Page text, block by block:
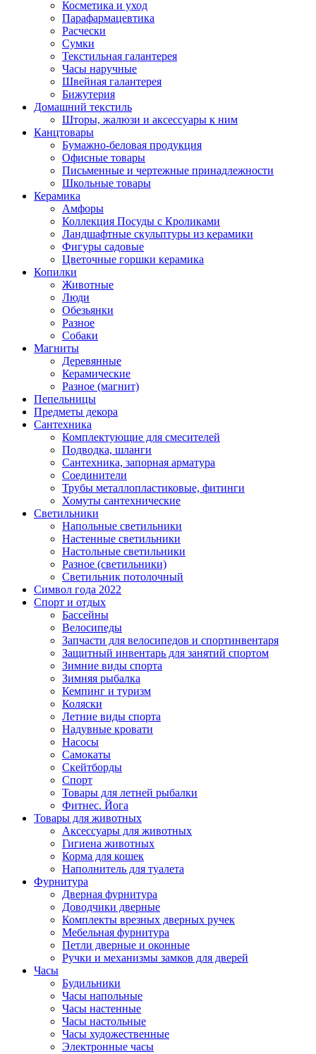
Косметика и уход
Парафармацевтика
Расчески
Сумки
Текстильная галантерея
Часы наручные
Швейная галантерея
Бижутерия
Домашний текстиль
Шторы, жалюзи и аксессуары к ним
Канцтовары
Бумажно-беловая продукция
Офисные товары
Письменные и чертежные принадлежности
Школьные товары
Керамика
Амфоры
Коллекция Посуды с Кроликами
Ландшафтные скульптуры из керамики
Фигуры садовые
Цветочные горшки керамика
Копилки
Животные
Люди
Обезьянки
Разное
Собаки
Магниты
Деревянные
Керамические
Разное (магнит)
Пепельницы
Предметы декора
Сантехника
Комплектующие для смесителей
Подводка, шланги
Сантехника, запорная арматура
Соединители
Трубы металлопластиковые, фитинги
Хомуты сантехнические
Светильники
Напольные светильники
Настенные светильники
Настольные светильники
Разное (светильники)
Светильник потолочный
Символ года 2022
Спорт и отдых
Бассейны
Велосипеды
Запчасти для велосипедов и спортинвентаря
Защитный инвентарь для занятий спортом
Зимние виды спорта
Зимняя рыбалка
Кемпинг и туризм
Коляски
Летние виды спорта
Надувные кровати
Насосы
Самокаты
Скейтборды
Спорт
Товары для летней рыбалки
Фитнес. Йога
Товары для животных
Аксессуары для животных
Гигиена животных
Корма для кошек
Наполнитель для туалета
Фурнитура
Дверная фурнитура
Доводчики дверные
Комплекты врезных дверных ручек
Мебельная фурнитура
Петли дверные и оконные
Ручки и механизмы замков для дверей
Часы
Будильники
Часы напольные
Часы настенные
Часы настольные
Часы художественные
Электронные часы